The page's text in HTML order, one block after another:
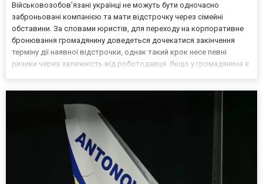
Військовозобов'язані українці не можуть бути одночасно
заброньовані компанією та мати відстрочку через сімейні
обставини. За словами юристів, для переходу на корпоративне
бронювання громадянину доведеться дочекатися закінчення
терміну дії наявної відстрочки, однак такий крок несе певні
ризики через залежність від роботодавця. Якщо у громадянина є